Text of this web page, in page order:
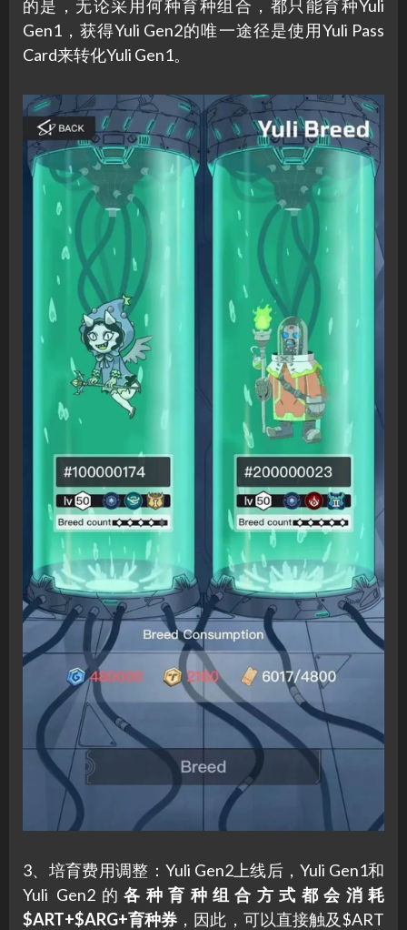
的是，无论采用何种育种组合，都只能育种Yuli
Gen1，获得Yuli Gen2的唯一途径是使用Yuli Pass
Card来转化Yuli Gen1。
3、培育费用调整：Yuli Gen2上线后，Yuli Gen1和
Yuli Gen2的各种育种组合方式都会消耗
$ART+$ARG+育种券 ，因此，可以直接触及$ART